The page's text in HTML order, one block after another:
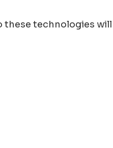
these technologies will